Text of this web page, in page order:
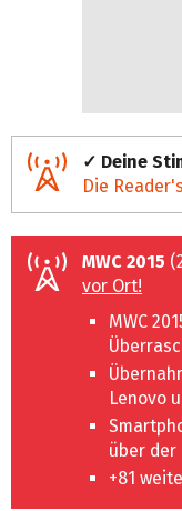
✓ Deine
Die
MWC 2015
vor Ort!
MWC
Lenovo
über der
+81